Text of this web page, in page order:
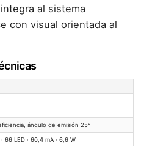
al sistema
con visual orientada al
ángulo de emisión 25°
66 LED · 60,4 mA · 6,6 W